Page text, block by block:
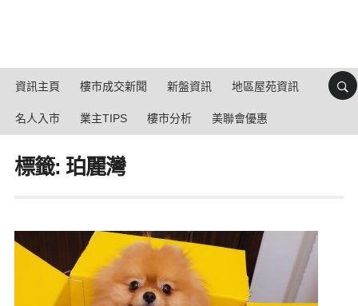
資訊主頁 樓市成交新聞 新盤資訊 地區屋苑資訊
名人入市 業主TIPS 樓市分析 美聯會優惠
標籤: 珀麗灣